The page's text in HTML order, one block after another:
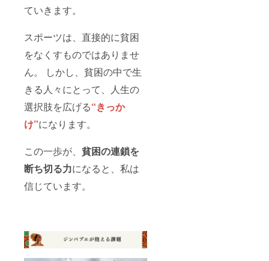
ていきます。
スポーツは、直接的に貧困
をなくすものではありませ
ん。 しかし、貧困の中で生
きる人々にとって、人生の
選択肢を広げる“きっか
け”になります。
この一歩が、 貧困の連鎖を
断ち切る力になると、私は
信じています。